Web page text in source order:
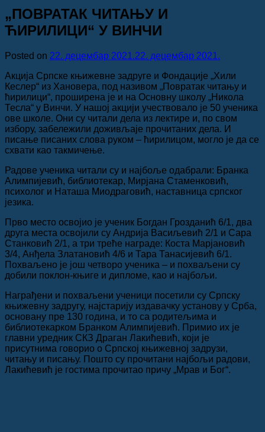
„ПОВРАТАК ЧИТАЊУ И
ЋИРИЛИЦИ“ У ВИНЧИ
Posted on 22. децембар 2021.22. децембар 2021.
Акција Српске књижевне задруге и Фондације „Хили
Кеслер“ из Хановера, под називом „Повратак читању и
ћирилици“, проширена је и на Основну школу „Никола
Тесла“ у Винчи. У нашој акцији учествовало је 50 ученика
ове школе. Они су читали дела из лектире и, по свом
избору, забележили доживљаје прочитаних дела. И
писање писаних слова руком – ћирилицом, могло је да се
схвати као такмичење.
Радове ученика читали су и најбоље одабрали: Бранка
Алимпијевић, библиотекар, Мирјана Стаменковић,
психолог и Наташа Миодраговић, наставница српског
језика.
Прво место освојио је ученик Богдан Грозданић 6/1, два
друга места освојили су Андрија Васиљевић 2/1 и Сара
Станковић 2/1, а три треће награде: Коста Марјановић
3/4, Анђела Златановић 4/6 и Тара Танасијевић 6/1.
Похваљено је још четворо ученика – и похваљени су
добили поклон-књиге и дипломе, као и најбољи.
Награђени и похваљени ученици посетили су Српску
књижевну задругу, најстарију издавачку установу у Срба,
основану пре 130 година, и то са родитељима и
библиотекарком Бранком Алимпијевић. Примио их је
главни уредник СКЗ Драган Лакићевић, који је
присутнима говорио о Српској књижевној задрузи,
читању и писању. Пошто су прочитани најбољи радови,
Лакићевић је гостима прочитао причу „Мрав и Бог“.